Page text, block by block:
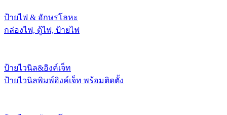
ป้ายไฟ & อักษรโลหะ
กล่องไฟ, ตู้ไฟ, ป้ายไฟ
ป้ายไวนิล&อิงค์เจ็ท
ป้ายไวนิลพิมพ์อิงค์เจ็ท พร้อมติดตั้ง